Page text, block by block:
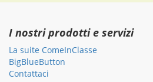
I nostri prodotti e servizi
La suite ComeInClasse
BigBlueButton
Contattaci